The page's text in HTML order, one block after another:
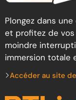
Plongez dans
et profitez de vos
moindre
immersion totale
Accéder au site de